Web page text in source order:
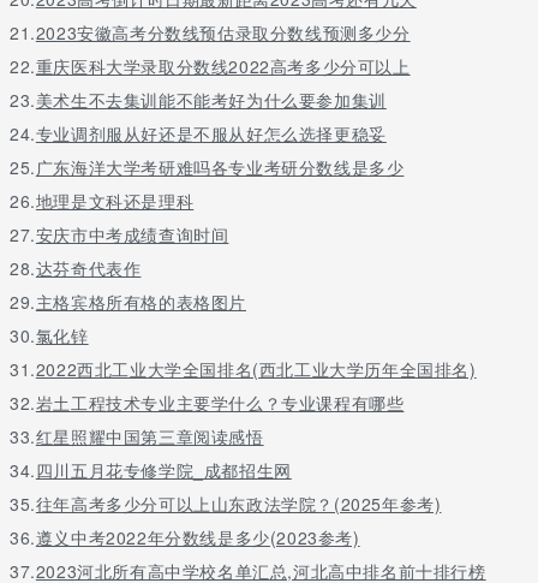
21.2023安徽高考分数线预估录取分数线预测多少分
22.重庆医科大学录取分数线2022高考多少分可以上
23.美术生不去集训能不能考好为什么要参加集训
24.专业调剂服从好还是不服从好怎么选择更稳妥
25. 广东海洋大学考研难吗各专业考研分数线是多少
26.地理是文科还是理科
27.安庆市中考成绩查询时间
28.达芬奇代表作
29.主格宾格所有格的表格图片
30.氯化锌
31.2022西北工业大学全国排名(西北工业大学历年全国排名)
32.岩土工程技术专业主要学什么？专业课程有哪些
33.红星照耀中国第三章阅读感悟
34.四川五月花专修学院_成都招生网
35.往年高考多少分可以上山东政法学院？(2025年参考)
36.遵义中考2022年分数线是多少(2023参考)
37.2023河北所有高中学校名单汇总,河北高中排名前十排行榜